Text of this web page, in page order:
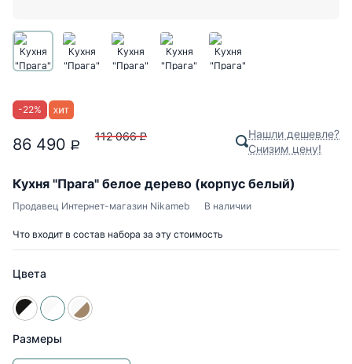
-22%
86 490 P
112 066 P
Нашли дешевле?
Снизим цену!
Кухня "Прага" белое дерево (корпус белый)
Продавец Интернет-магазин Nikameb В наличии
Что входит в состав набора за эту стоимость
Цвета
Размеры